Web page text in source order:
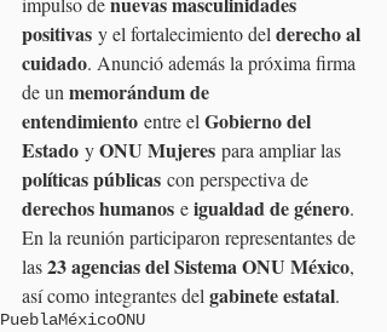
positivas y el fortalecimiento del derecho al
cuidado. Anunció además la próxima firma
de un memorándum de
entendimiento entre el Gobierno del
Estado y ONU Mujeres para ampliar las
políticas públicas con perspectiva de
derechos humanos e igualdad de género.
En la reunión participaron representantes de
las 23 agencias del Sistema ONU México,
así como integrantes del gabinete estatal.
PueblaMéxicoONU